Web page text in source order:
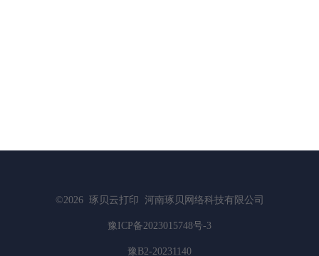
©2026 琢贝云打印 河南琢贝网络科技有限公司
豫ICP备2023015748号-3
豫B2-20231140